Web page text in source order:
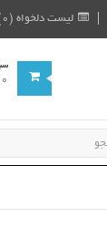
لیست دلخواه (0)
0 کالا(ها) - 0 تومان